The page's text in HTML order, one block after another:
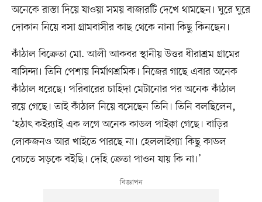
অনেকে রাস্তা দিয়ে যাওয়া সময় বাজারটি দেখে থামছেন। ঘুরে ঘুরে
দোকান নিয়ে বসা গ্রামবাসীর কাছ থেকে নানা কিছু কিনছেন।
কাঁঠাল বিক্রেতা মো. আলী আকবর স্থানীয় উত্তর ধীরাশ্রম গ্রামের
বাসিন্দা। তিনি পেশায় নির্মাণশ্রমিক। নিজের গাছে এবার অনেক
কাঁঠাল ধরেছে। পরিবারের চাহিদা মেটানোর পর অনেক কাঁঠাল
রয়ে গেছে। তাই কাঁঠাল নিয়ে বসেছেন তিনি। তিনি বলছিলেন,
‘হঠাৎ কইর‍্যাই এক লগে অনেক কাডল পাইক্কা গেছে। বাড়ির
লোকজনও আর খাইতে পারছে না। হেললাইগ্যা কিছু কাডল
বেচতে সড়কে বইছি। দেহি ক্রেতা পাওন যায় কি না।’